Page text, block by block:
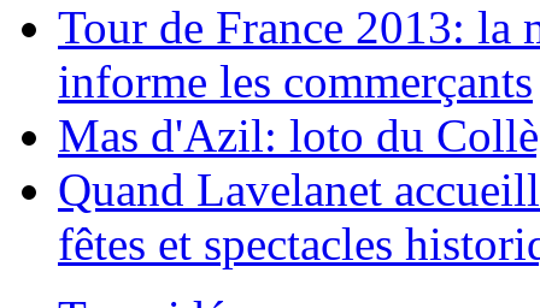
Tour de France 2013: la
informe les commerçants
Mas d'Azil: loto du
Quand Lavelanet
fêtes et spectacles